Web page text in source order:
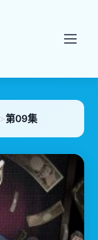
>第09集